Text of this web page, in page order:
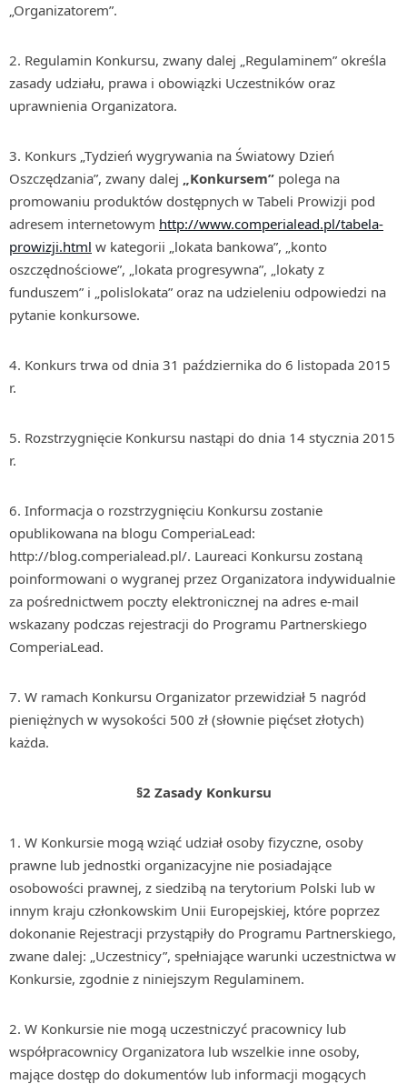
„Organizatorem”.
Regulamin Konkursu, zwany dalej „Regulaminem” określa
zasady udziału, prawa i obowiązki Uczestników oraz
uprawnienia Organizatora.
Konkurs „Tydzień wygrywania na Światowy Dzień
Oszczędzania”, zwany dalej „Konkursem” polega na
promowaniu produktów dostępnych w Tabeli Prowizji pod
adresem internetowym http://www.comperialead.pl/tabela-
prowizji.html w kategorii „lokata bankowa”, „konto
oszczędnościowe”, „lokata progresywna”, „lokaty z
funduszem” i „polislokata” oraz na udzieleniu odpowiedzi na
pytanie konkursowe.
Konkurs trwa od dnia 31 października do 6 listopada 2015
r.
Rozstrzygnięcie Konkursu nastąpi do dnia 14 stycznia 2015
r.
Informacja o rozstrzygnięciu Konkursu zostanie
opublikowana na blogu ComperiaLead:
http://blog.comperialead.pl/. Laureaci Konkursu zostaną
poinformowani o wygranej przez Organizatora indywidualnie
za pośrednictwem poczty elektronicznej na adres e-mail
wskazany podczas rejestracji do Programu Partnerskiego
ComperiaLead.
W ramach Konkursu Organizator przewidział 5 nagród
pieniężnych w wysokości 500 zł (słownie pięćset złotych)
każda.
§2 Zasady Konkursu
W Konkursie mogą wziąć udział osoby fizyczne, osoby
prawne lub jednostki organizacyjne nie posiadające
osobowości prawnej, z siedzibą na terytorium Polski lub w
innym kraju członkowskim Unii Europejskiej, które poprzez
dokonanie Rejestracji przystąpiły do Programu Partnerskiego,
zwane dalej: „Uczestnicy”, spełniające warunki uczestnictwa w
Konkursie, zgodnie z niniejszym Regulaminem.
W Konkursie nie mogą uczestniczyć pracownicy lub
współpracownicy Organizatora lub wszelkie inne osoby,
mające dostęp do dokumentów lub informacji mogących